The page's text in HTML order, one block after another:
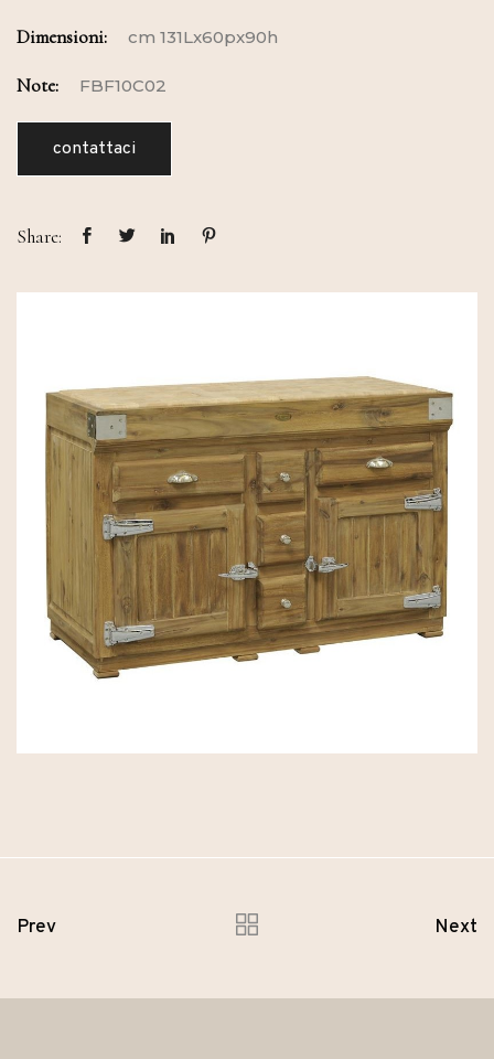
Dimensioni: cm 131Lx60px90h
Note: FBF10C02
contattaci
Share:
Prev Next